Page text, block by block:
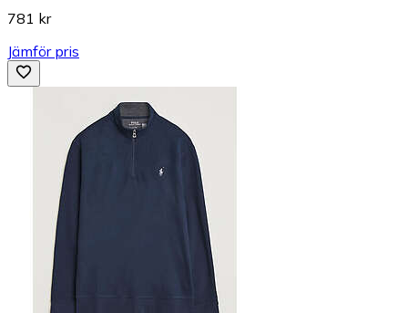
781 kr
Jämför pris